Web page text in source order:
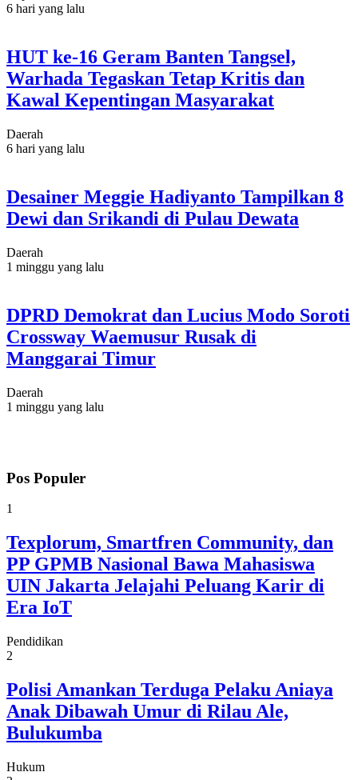
6 hari yang lalu
HUT ke-16 Geram Banten Tangsel,
Warhada Tegaskan Tetap Kritis dan
Kawal Kepentingan Masyarakat
Daerah
6 hari yang lalu
Desainer Meggie Hadiyanto Tampilkan 8
Dewi dan Srikandi di Pulau Dewata
Daerah
1 minggu yang lalu
DPRD Demokrat dan Lucius Modo Soroti
Crossway Waemusur Rusak di
Manggarai Timur
Daerah
1 minggu yang lalu
Pos Populer
1
Texplorum, Smartfren Community, dan
PP GPMB Nasional Bawa Mahasiswa
UIN Jakarta Jelajahi Peluang Karir di
Era IoT
Pendidikan
2
Polisi Amankan Terduga Pelaku Aniaya
Anak Dibawah Umur di Rilau Ale,
Bulukumba
Hukum